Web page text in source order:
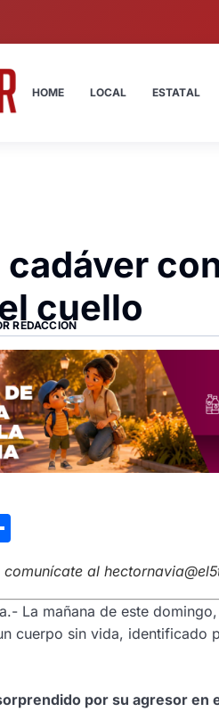
HOME LOCAL ESTATAL
cuello
REDACCION
al
La mañana de este
cuerpo sin vida, identificado
por su agresor en